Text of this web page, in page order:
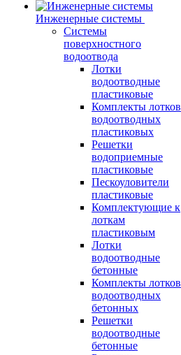
Инженерные системы
Системы
поверхностного
водоотвода
Лотки
водоотводные
пластиковые
Комплекты лотков
водоотводных
пластиковых
Решетки
водоприемные
пластиковые
Пескоуловители
пластиковые
Комплектующие к
лоткам
пластиковым
Лотки
водоотводные
бетонные
Комплекты лотков
водоотводных
бетонных
Решетки
водоотводные
бетонные